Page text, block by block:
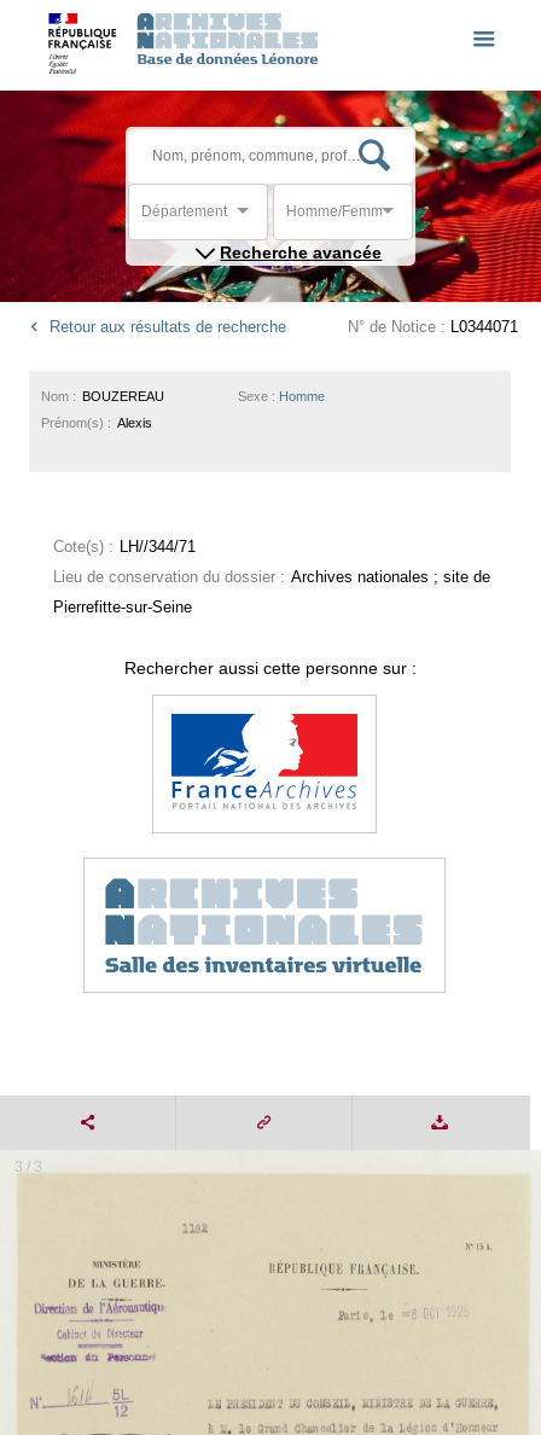
Département Homme/Femme
Recherche avancée
Retour aux résultats de recherche N° de Notice : L0344071
Sexe : Homme
Nom : BOUZEREAU
Prénom(s) : Alexis
Cote(s) : LH//344/71
Lieu de conservation du dossier : Archives nationales ; site de
Pierrefitte-sur-Seine
Rechercher aussi cette personne sur :
3 / 3